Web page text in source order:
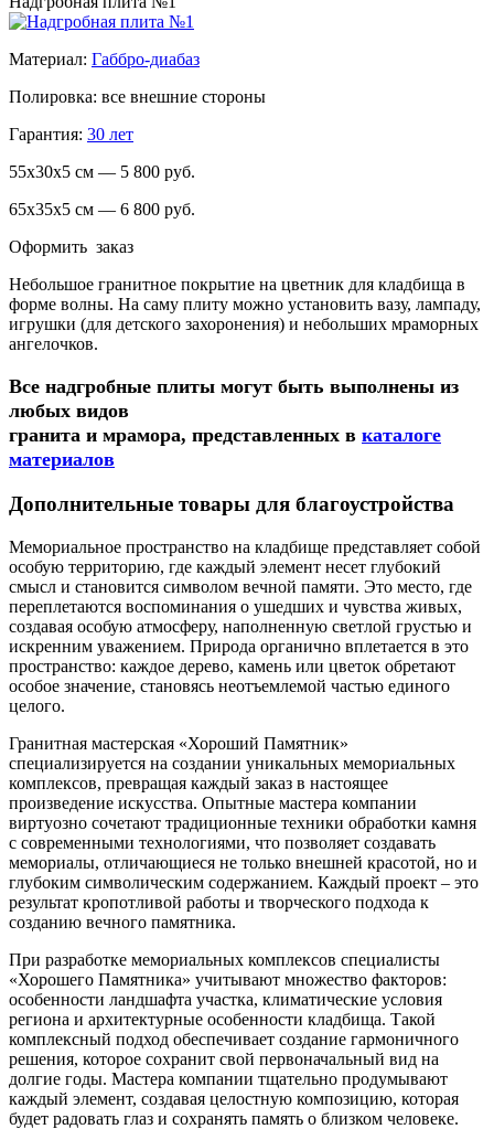
Материал: Габбро-диабаз
Полировка: все внешние стороны
Гарантия: 30 лет
55х30х5 см — 5 800 руб.
65х35х5 см — 6 800 руб.
Оформить заказ
Небольшое гранитное покрытие на цветник для кладбища в
форме волны. На саму плиту можно установить вазу, лампаду,
игрушки (для детского захоронения) и небольших мраморных
ангелочков.
Все надгробные плиты могут быть выполнены из
любых видов
гранита и мрамора, представленных в каталоге
материалов
Дополнительные товары для благоустройства
Мемориальное пространство на кладбище представляет собой
особую территорию, где каждый элемент несет глубокий
смысл и становится символом вечной памяти. Это место, где
переплетаются воспоминания о ушедших и чувства живых,
создавая особую атмосферу, наполненную светлой грустью и
искренним уважением. Природа органично вплетается в это
пространство: каждое дерево, камень или цветок обретают
особое значение, становясь неотъемлемой частью единого
целого.
Гранитная мастерская «Хороший Памятник»
специализируется на создании уникальных мемориальных
комплексов, превращая каждый заказ в настоящее
произведение искусства. Опытные мастера компании
виртуозно сочетают традиционные техники обработки камня
с современными технологиями, что позволяет создавать
мемориалы, отличающиеся не только внешней красотой, но и
глубоким символическим содержанием. Каждый проект – это
результат кропотливой работы и творческого подхода к
созданию вечного памятника.
При разработке мемориальных комплексов специалисты
«Хорошего Памятника» учитывают множество факторов:
особенности ландшафта участка, климатические условия
региона и архитектурные особенности кладбища. Такой
комплексный подход обеспечивает создание гармоничного
решения, которое сохранит свой первоначальный вид на
долгие годы. Мастера компании тщательно продумывают
каждый элемент, создавая целостную композицию, которая
будет радовать глаз и сохранять память о близком человеке.